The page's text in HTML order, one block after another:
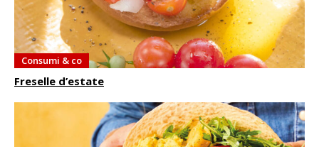
Consumi & co
Freselle d’estate